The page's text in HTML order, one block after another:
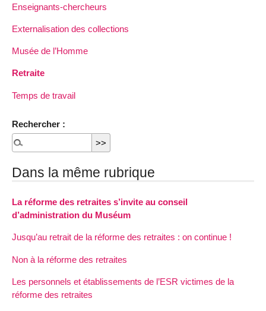
Enseignants-chercheurs
Externalisation des collections
Musée de l’Homme
Retraite
Temps de travail
Rechercher :
Dans la même rubrique
La réforme des retraites s’invite au conseil
d’administration du Muséum
Jusqu’au retrait de la réforme des retraites : on continue !
Non à la réforme des retraites
Les personnels et établissements de l’ESR victimes de la
réforme des retraites